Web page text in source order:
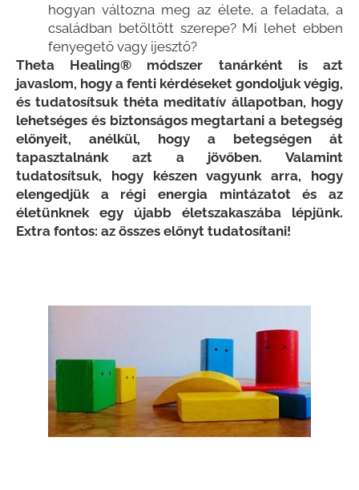
hogyan változna meg az élete, a feladata, a
családban betöltött szerepe? Mi lehet ebben
fenyegető vagy ijesztő?
Theta Healing® módszer tanárként is azt
javaslom, hogy a fenti kérdéseket gondoljuk végig,
és tudatosítsuk théta meditatív állapotban, hogy
lehetséges és biztonságos megtartani a betegség
előnyeit, anélkül, hogy a betegségen át
tapasztalnánk azt a jövőben. Valamint
tudatosítsuk, hogy készen vagyunk arra, hogy
elengedjük a régi energia mintázatot és az
életünknek egy újabb életszakaszába lépjünk.
Extra fontos: az összes előnyt tudatosítani!